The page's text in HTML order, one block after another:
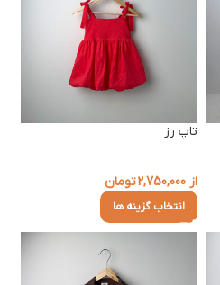
تاپ رز
از 2,750,000تومان
انتخاب گزینه ها